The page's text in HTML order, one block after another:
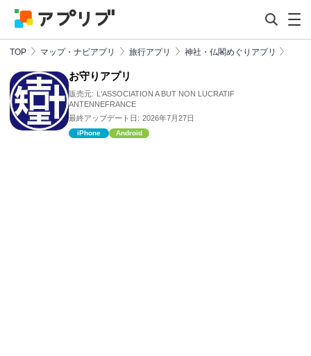
TOP マップ・ナビアプリ 旅行アプリ 神社・仏閣めぐりアプリ
お守りアプリ
販売元: L'ASSOCIATION A BUT NON LUCRATIF
ANTENNEFRANCE
最終アップデート日: 2026年7月27日
iPhone Android